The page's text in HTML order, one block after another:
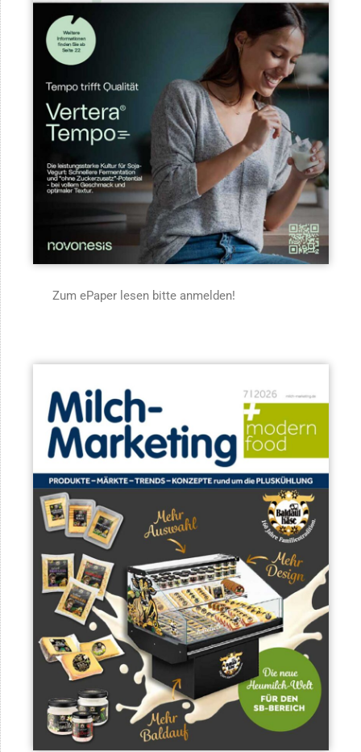
Zum ePaper lesen bitte anmelden!